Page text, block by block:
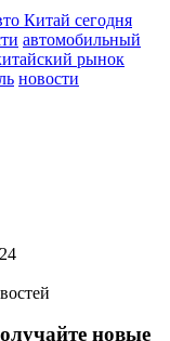
Китай сегодня
автомобильный
рынок
новости
новые